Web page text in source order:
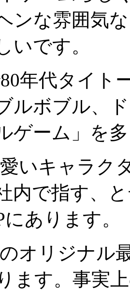
ンな雰囲気
いです。
年代タイト
ルボブル、
ゲーム」を
いキャラク
内で指す、
あります。
オリジナル
ます。事実